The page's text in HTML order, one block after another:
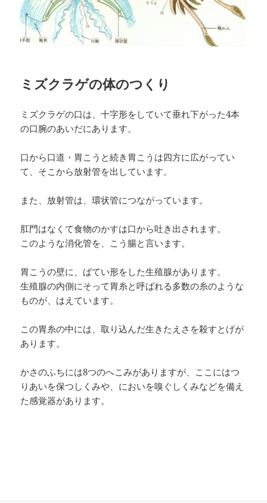
ミズクラゲの体のつくり
ミズクラゲの口は、十字形をしていて垂れ下がった4本
の口腕のあいだにあります。
口から口道・胃こうと続き胃こうは四方に広がってい
て、そこから放射管を出しています。
また、放射管は、環状管につながっています。
肛門はなくて食物のかすは口から吐き出されます。
このような消化管を、こう腸と言います。
胃こうの壁に、ばてい形をした生殖腺があります。
生殖腺の内側にそって胃糸と呼ばれる多数の糸のような
ものが、はえています。
この胃糸の中には、取り込んだ生きたえさを殺すとげが
あります。
かさのふちには8つのへこみがありますが、ここにはつ
りあいを保つしくみや、においを嗅ぐしくみなどを備え
た感覚器があります。